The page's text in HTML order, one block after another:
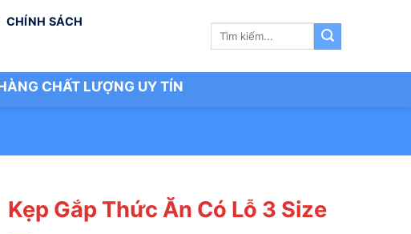
CHÍNH SÁCH
Tìm
CHẤT LƯỢNG UY TÍN
Kẹp Gắp Thức Ăn Có Lỗ 3 Size